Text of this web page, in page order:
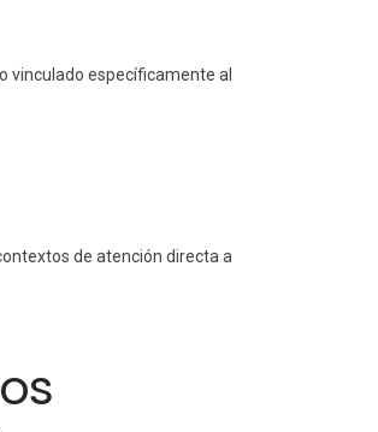
vinculado específicamente al
de atención directa a